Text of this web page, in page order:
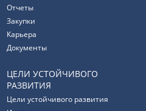
Отчеты
Закупки
Карьера
Документы
ЦЕЛИ УСТОЙЧИВОГО
РАЗВИТИЯ
Цели устойчивого развития